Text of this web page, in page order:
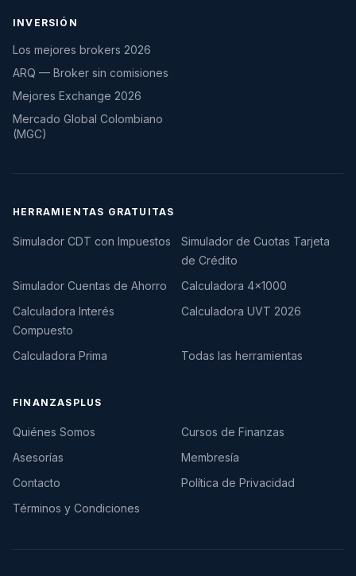
INVERSIÓN
Los mejores brokers 2026
ARQ — Broker sin comisiones
Mejores Exchange 2026
Mercado Global Colombiano
(MGC)
HERRAMIENTAS GRATUITAS
Simulador CDT con Impuestos
Simulador de Cuotas Tarjeta
de Crédito
Simulador Cuentas de Ahorro
Calculadora 4×1000
Calculadora Interés
Compuesto
Calculadora UVT 2026
Calculadora Prima Todas las herramientas
FINANZASPLUS
Quiénes Somos
Cursos de Finanzas
Asesorías
Membresía
Contacto
Política de Privacidad
Términos y Condiciones